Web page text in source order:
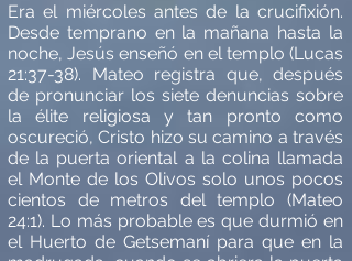
Era el miércoles antes de la crucifixión.
Desde temprano en la mañana hasta la
noche, Jesús enseñó en el templo (Lucas
21:37-38). Mateo registra que, después
de pronunciar los siete denuncias sobre
laélite religiosa y tan pronto como
oscureció, Cristo hizo su camino a través
de la puerta oriental a la colina llamada
el Monte de los Olivos solo unos pocos
cientos de metros del templo (Mateo
24:1). Lo más probable es que durmióen
el Huerto de Getsemaní para que en la